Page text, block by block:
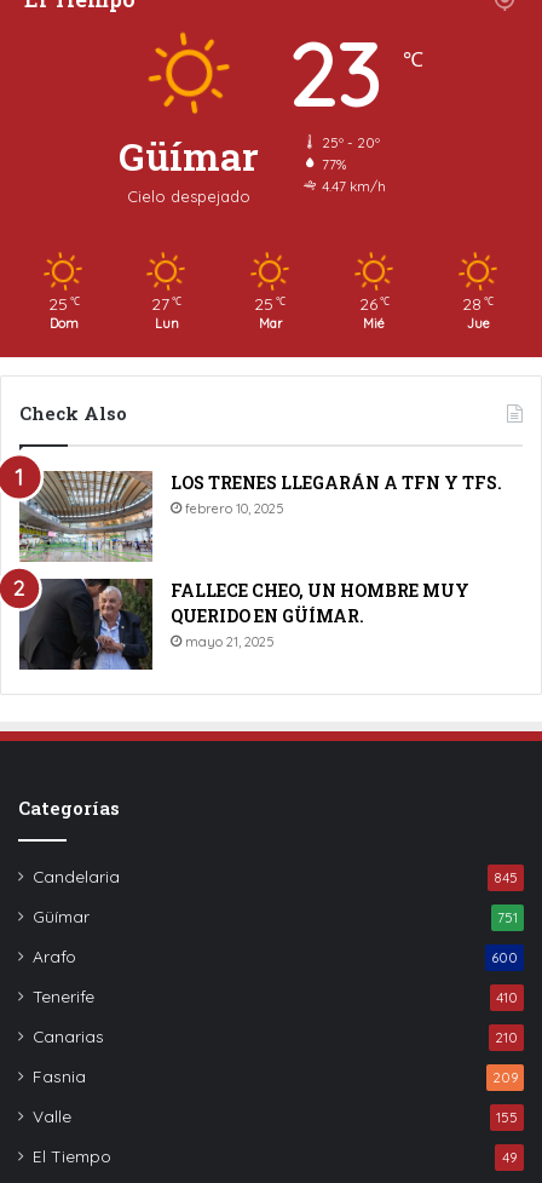
Güímar
Cielo despejado
23 ℃
25º - 20º
77%
4.47 km/h
25 ℃
Dom
27 ℃
Lun
25 ℃
Mar
26 ℃
Mié
28 ℃
Jue
Check Also
LOS TRENES LLEGARÁN A TFN Y TFS.
febrero 10, 2025
FALLECE CHEO, UN HOMBRE MUY
QUERIDO EN GÜÍMAR.
mayo 21, 2025
Categorías
Candelaria 845
Güímar 751
Arafo 600
Tenerife 410
Canarias 210
Fasnia 209
Valle 155
El Tiempo 49